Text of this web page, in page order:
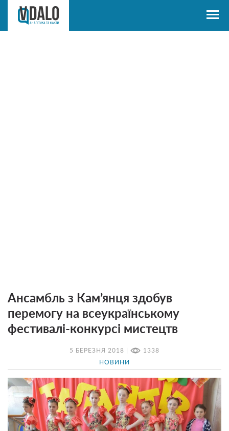
5 БЕРЕЗНЯ 2018 | 1338
НОВИНИ
Ансамбль з Кам’янця здобув
перемогу на всеукраїнському
фестивалі-конкурсі мистецтв